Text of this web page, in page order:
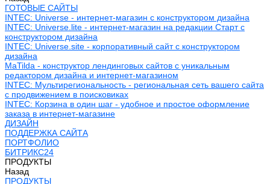
ГОТОВЫЕ САЙТЫ
INTEC: Universe - интернет-магазин с конструктором дизайна
INTEC: Universe.lite - интернет-магазин на редакции Старт с
конструктором дизайна
INTEC: Universe.site - корпоративный сайт с конструктором
дизайна
MaTilda - конструктор лендинговых сайтов с уникальным
редактором дизайна и интернет-магазином
INTEC: Мультирегиональность - региональная сеть вашего сайта
с продвижением в поисковиках
INTEC: Корзина в один шаг - удобное и простое оформление
заказа в интернет-магазине
ДИЗАЙН
ПОДДЕРЖКА САЙТА
ПОРТФОЛИО
БИТРИКС24
ПРОДУКТЫ
Назад
ПРОДУКТЫ